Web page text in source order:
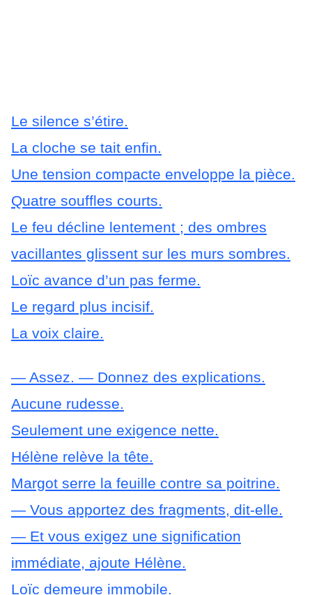
Le silence s’étire.
La cloche se tait enfin.
Une tension compacte enveloppe la pièce.
Quatre souffles courts.
Le feu décline lentement ; des ombres
vacillantes glissent sur les murs sombres.
Loïc avance d’un pas ferme.
Le regard plus incisif.
La voix claire.
— Assez. — Donnez des explications.
Aucune rudesse.
Seulement une exigence nette.
Hélène relève la tête.
Margot serre la feuille contre sa poitrine.
— Vous apportez des fragments, dit-elle.
— Et vous exigez une signification
immédiate, ajoute Hélène.
Loïc demeure immobile.